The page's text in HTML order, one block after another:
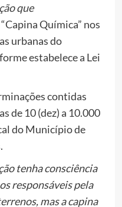
que
Química” nos
urbanas do
estabelece a Lei
contidas
de 10 (dez) a 10.000
do Município de
tenha consciência
responsáveis pela
mas a capina